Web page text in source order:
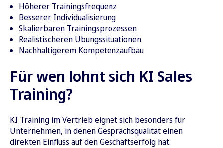
Höherer Trainingsfrequenz
Besserer Individualisierung
Skalierbaren Trainingsprozessen
Realistischeren Übungssituationen
Nachhaltigerem Kompetenzaufbau
Für wen lohnt sich KI Sales
Training?
KI Training im Vertrieb eignet sich besonders für
Unternehmen, in denen Gesprächsqualität einen
direkten Einfluss auf den Geschäftserfolg hat.